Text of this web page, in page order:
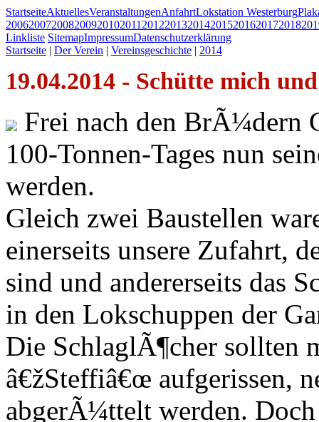
StartseiteAktuellesVeranstaltungenAnfahrtLokstation Westerburg
200620072008200920102011 2012201320142015201620172018
Linkliste SitemapImpressumDatenschutzerklärung
Startseite | Der Verein | Vereinsgeschichte | 2014
19.04.2014 - Schütte mich
Frei nach den BrÃ¼dern
100-Tonnen-Tages nun
werden.
Gleich zwei Baustellen
einerseits unsere Zufahrt,
sind und andererseits das
in den Lokschuppen der
Die SchlaglÃ¶cher sollten
â€žSteffiâ€œ aufgerissen,
abgerÃ¼ttelt werden.